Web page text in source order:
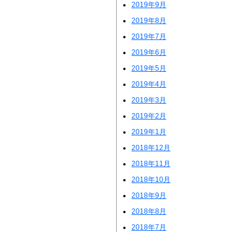
2019年9月
2019年8月
2019年7月
2019年6月
2019年5月
2019年4月
2019年3月
2019年2月
2019年1月
2018年12月
2018年11月
2018年10月
2018年9月
2018年8月
2018年7月